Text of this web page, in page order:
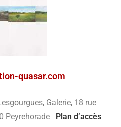
quasar.com
Galerie, 18 rue
Peyrehorade
Plan d’accès